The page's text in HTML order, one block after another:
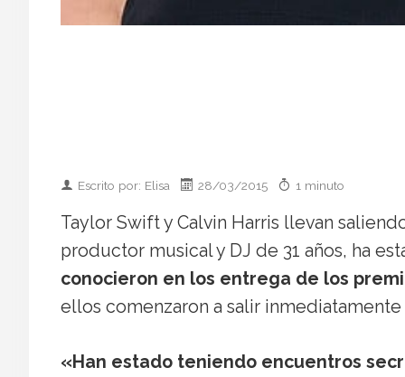
Escrito por: Elisa 28/03/2015 1 minuto
Taylor Swift y Calvin Harris llevan
productor musical y DJ de 31 años, ha
conocieron en los entrega de los
ellos comenzaron a salir
«Han estado teniendo encuentros